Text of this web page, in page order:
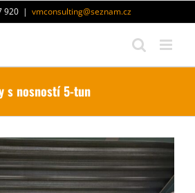
920 | vmconsulting@seznam.cz
s nosností 5-tun